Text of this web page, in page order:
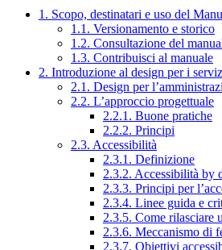
1. Scopo, destinatari e uso del
1.1. Versionamento e storico
1.2. Consultazione del
1.3. Contribuisci al manuale
2. Introduzione al design per i
2.1. Design per
2.2. L’approccio progettuale
2.2.1. Buone pratiche
2.2.2. Principi
2.3. Accessibilità
2.3.1. Definizione
2.3.2. Accessibilità by
2.3.3. Principi per
2.3.4. Linee guida e
2.3.5. Come rilasciare
2.3.6. Meccanismo di
2.3.7. Obiettivi